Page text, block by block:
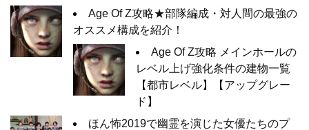
Age Of Z攻略★部隊編成・対人間の最強の
オススメ構成を紹介！
Age Of Z攻略 メインホールの
レベル上げ強化条件の建物一覧
【都市レベル】【アップグレー
ド】
ほん怖2019で幽霊を演じた女優たちのプ